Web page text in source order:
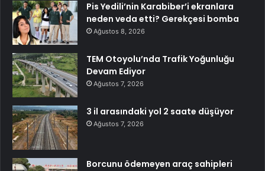
Pis Yedili’nin Karabiber’i ekranlara
neden veda etti? Gerekçesi bomba
Ağustos 8, 2026
TEM Otoyolu’nda Trafik Yoğunluğu
Devam Ediyor
Ağustos 7, 2026
3 il arasındaki yol 2 saate düşüyor
Ağustos 7, 2026
Borcunu ödemeyen araç sahipleri